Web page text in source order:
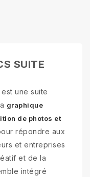
SUITE
est une suite
graphique
de photos et
répondre aux
et entreprises
et de la
intégré